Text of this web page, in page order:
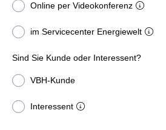
Online per Videokonferenz
im Servicecenter Energiewelt
Sind Sie Kunde oder Interessent?
VBH-Kunde
Interessent